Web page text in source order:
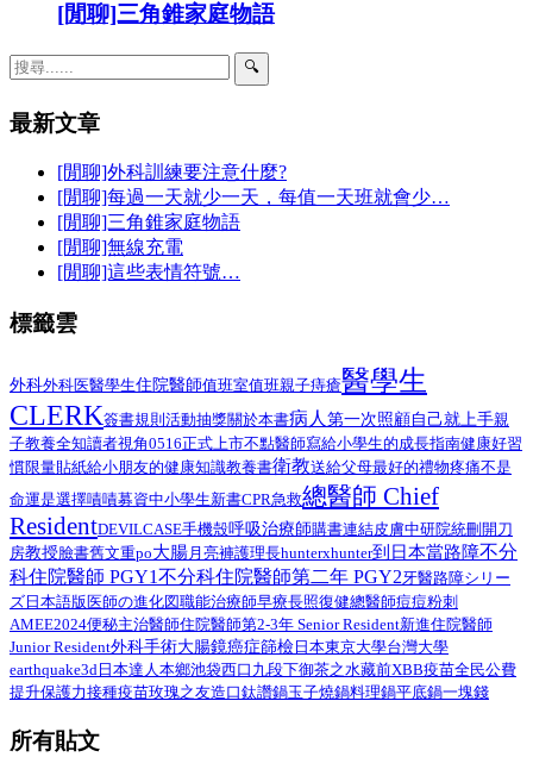
[閒聊]三角錐家庭物語
🔍
最新文章
[閒聊]外科訓練要注意什麼?
[閒聊]每過一天就少一天，每值一天班就會少…
[閒聊]三角錐家庭物語
[閒聊]無線充電
[閒聊]這些表情符號…
標籤雲
外科外科医醫學生住院醫師值班室值班親子痔瘡醫學生
CLERK簽書規則 活動抽獎關於本書病人 第一次照顧自己就上手親
子教養全知讀者視角0516正式上市不點醫師寫給小學生的成長指南健康好習
慣限量貼紙給小朋友的健康知識教養書衛教送給父母最好的禮物疼痛不是
命運是選擇嘖嘖募資中小學生新書CPR急救總醫師 Chief
ResidentDEVILCASE手機殼呼吸治療師購書連結皮膚中研院統刪 開刀
房教授臉書舊文重po大腸 月亮褲護理長hunterxhunter到日本當路障不分
科住院醫師 PGY1不分科住院醫師第二年 PGY2牙醫路障シリー
ズ日本語版医師の進化図職能治療師早療長照復健總醫師痘痘粉刺
AMEE2024便秘主治醫師住院醫師第2-3年 Senior Resident新進住院醫師
Junior Resident外科手術大腸鏡癌症篩檢 日本東京大學台灣大學
earthquake3d 日本達人本鄉池袋西口 九段下御茶之水藏前XBB疫苗全民公費
提升保護力接種疫苗玫瑰之友造口鈦讚鍋玉子燒鍋料理鍋平底鍋一塊錢
所有貼文